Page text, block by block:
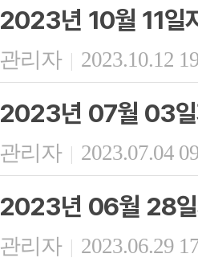
2023년 10월 11일
관리자 | 2023.10.12
2023년 07월 03일
관리자 | 2023.07.04
2023년 06월 28일
관리자 | 2023.06.29